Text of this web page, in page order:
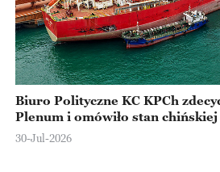
Biuro Polityczne KC KPCh
Plenum i omówiło stan
30-Jul-2026